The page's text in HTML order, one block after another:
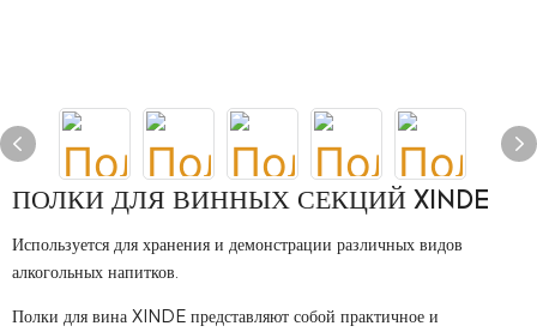
ПОЛКИ ДЛЯ ВИННЫХ СЕКЦИЙ XINDE
Используется для хранения и демонстрации различных видов
алкогольных напитков.
Полки для вина XINDE представляют собой практичное и